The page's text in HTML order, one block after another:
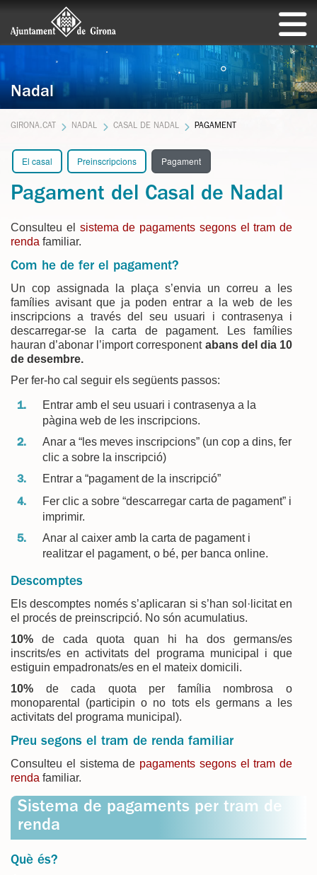
Nadal
GIRONA.CAT NADAL CASAL DE NADAL PAGAMENT
El casal Preinscripcions Pagament
Pagament del Casal de Nadal
Consulteu el sistema de pagaments segons el tram de
renda familiar.
Com he de fer el pagament?
Un cop assignada la plaça s’envia un correu a les
famílies avisant que ja poden entrar a la web de les
inscripcions a través del seu usuari i contrasenya i
descarregar-se la carta de pagament. Les famílies
hauran d’abonar l’import corresponent abans del dia 10
de desembre.
Per fer-ho cal seguir els següents passos:
Entrar amb el seu usuari i contrasenya a la
pàgina web de les inscripcions.
Anar a “les meves inscripcions” (un cop a dins, fer
clic a sobre la inscripció)
Entrar a “pagament de la inscripció”
Fer clic a sobre “descarregar carta de pagament” i
imprimir.
Anar al caixer amb la carta de pagament i
realitzar el pagament, o bé, per banca online.
Descomptes
Els descomptes només s’aplicaran si s’han sol·licitat en
el procés de preinscripció. No són acumulatius.
10% de cada quota quan hi ha dos germans/es
inscrits/es en activitats del programa municipal i que
estiguin empadronats/es en el mateix domicili.
10% de cada quota per família nombrosa o
monoparental (participin o no tots els germans a les
activitats del programa municipal).
Preu segons el tram de renda familiar
Consulteu el sistema de pagaments segons el tram de
renda familiar.
Sistema de pagaments per tram de
renda
Què és?